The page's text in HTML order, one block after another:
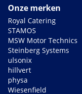
Onze merken
Royal Catering
STAMOS
MSW Motor Technics
Steinberg Systems
ulsonix
hillvert
physa
Wiesenfield